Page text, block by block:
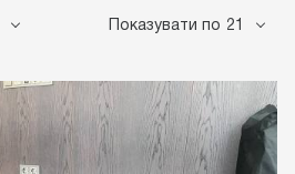
Показувати по 21